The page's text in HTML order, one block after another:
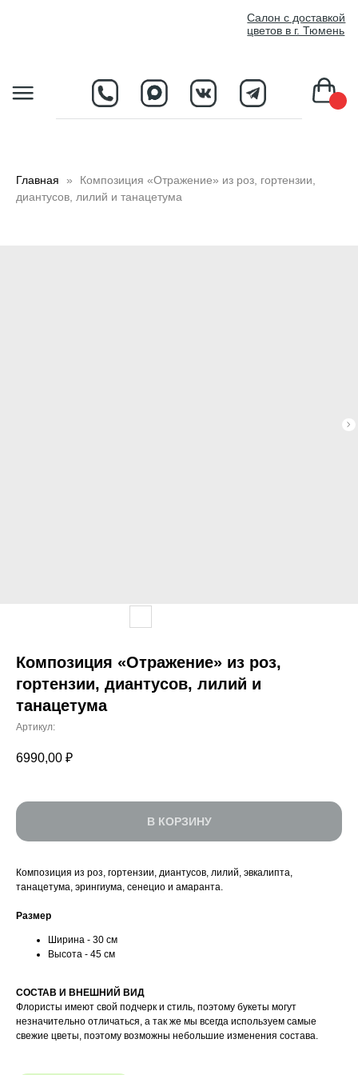
Главная
Композиция «Отражение» из роз, гортензии,
диантусов, лилий и танацетума
Композиция «Отражение» из роз,
гортензии, диантусов, лилий и
танацетума
Артикул:
6990,00 ₽
В КОРЗИНУ
Композиция из роз, гортензии, диантусов, лилий, эвкалипта,
танацетума, эрингиума, сенецио и амаранта.
Размер
Ширина - 30 см
Высота - 45 см
CОСТАВ И ВНЕШНИЙ ВИД
Флористы имеют свой подчерк и стиль, поэтому букеты могут
незначительно отличаться, а так же мы всегда используем самые
свежие цветы, поэтому возможны небольшие изменения состава.